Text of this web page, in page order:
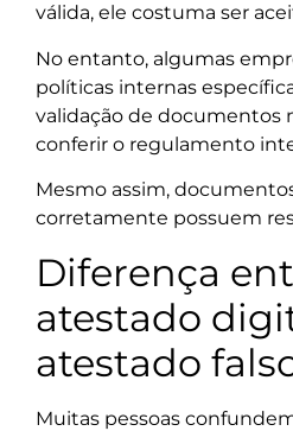
válida, ele costuma ser
No entanto, algumas
políticas internas
validação de documentos
conferir o regulamento
Mesmo assim,
corretamente possuem
Diferença
atestado
atestado
Muitas pessoas